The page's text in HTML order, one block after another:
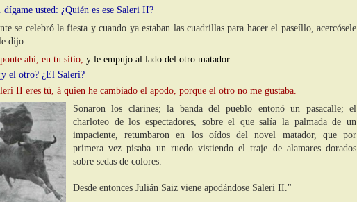
usted: ¿Quién es ese Saleri II?
se celebró la fiesta y cuando ya estaban las cuadrillas para hacer el paseíllo, acercósele
dijo:
ahí, en tu sitio, y le empujo al lado del otro matador.
el otro? ¿El Saleri?
II eres tú, á quien he cambiado el apodo, porque el otro no me gustaba.
Sonaron los clarines; la banda del pueblo entonó un pasacalle; el
charloteo de los espectadores, sobre el que salía la palmada de un
impaciente, retumbaron en los oídos del novel matador, que por
primera vez pisaba un ruedo vistiendo el traje de alamares dorados
sobre sedas de colores.
Desde entonces Julián Saiz viene apodándose Saleri II."